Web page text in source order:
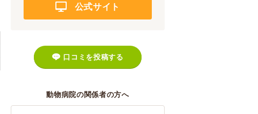
公式サイト
口コミを投稿する
動物病院の関係者の方へ